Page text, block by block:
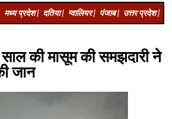
मध्य प्रदेश | दतिया | ग्वालियर | पंजाब | उत्तर प्रदेश |
की मासूम की समझदारी ने
जान